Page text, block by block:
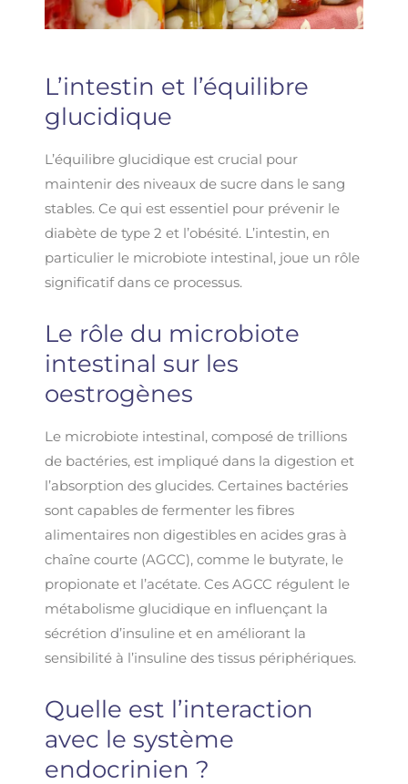
L’intestin et l’équilibre
glucidique
L’équilibre glucidique est crucial pour
maintenir des niveaux de sucre dans le sang
stables. Ce qui est essentiel pour prévenir le
diabète de type 2 et l’obésité. L’intestin, en
particulier le microbiote intestinal, joue un rôle
significatif dans ce processus.
Le rôle du microbiote
intestinal sur les
oestrogènes
Le microbiote intestinal, composé de trillions
de bactéries, est impliqué dans la digestion et
l’absorption des glucides. Certaines bactéries
sont capables de fermenter les fibres
alimentaires non digestibles en acides gras à
chaîne courte (AGCC), comme le butyrate, le
propionate et l’acétate. Ces AGCC régulent le
métabolisme glucidique en influençant la
sécrétion d’insuline et en améliorant la
sensibilité à l’insuline des tissus périphériques.
Quelle est l’interaction
avec le système
endocrinien ?